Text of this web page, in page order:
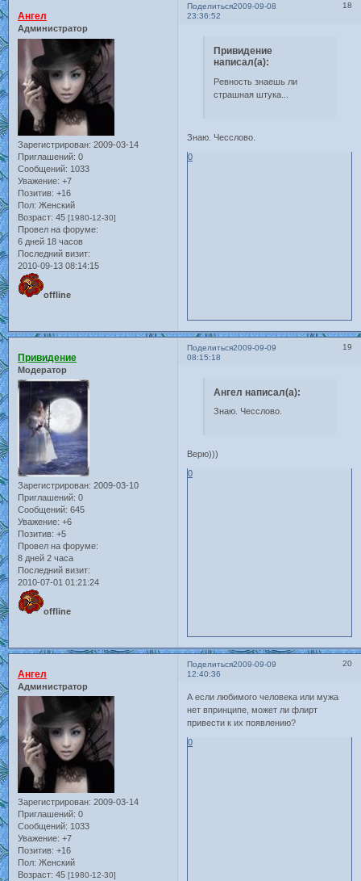
Поделиться 18
2009-09-08
23:36:52
Ангел
Администратор
Зарегистрирован: 2009-03-14
Приглашений: 0
Сообщений: 1033
Уважение: +7
Позитив: +16
Пол: Женский
Возраст: 45 [1980-12-30]
Провел на форуме:
6 дней 18 часов
Последний визит:
2010-09-13 08:14:15
offline
Привидение
написал(а):
Ревность знаешь ли
страшная штука...
Знаю. Чесслово.
0
Поделиться 19
2009-09-09
08:15:18
Привидение
Модератор
Зарегистрирован: 2009-03-10
Приглашений: 0
Сообщений: 645
Уважение: +6
Позитив: +5
Провел на форуме:
8 дней 2 часа
Последний визит:
2010-07-01 01:21:24
offline
Ангел написал(а):
Знаю. Чесслово.
Верю)))
0
Поделиться 20
2009-09-09
12:40:36
Ангел
Администратор
Зарегистрирован: 2009-03-14
Приглашений: 0
Сообщений: 1033
Уважение: +7
Позитив: +16
Пол: Женский
Возраст: 45 [1980-12-30]
А если любимого человека или мужа
нет впринципе, может ли флирт
привести к их появлению?
0